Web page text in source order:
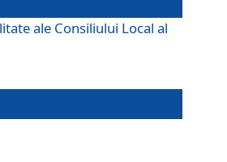
ale Consiliului Local al